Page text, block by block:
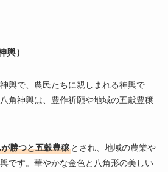
輿）
輿で、農民たちに親しまれる神輿で
角神輿は、豊作祈願や地域の五穀豊穣
勝つと五穀豊穣とされ、地域の農業や
です。華やかな金色と八角形の美しい